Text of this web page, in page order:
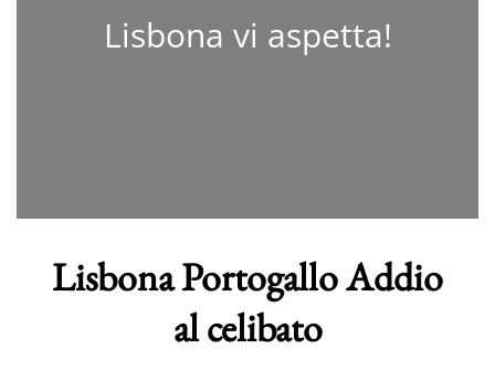
Lisbona vi aspetta!
Lisbona Portogallo Addio
al celibato